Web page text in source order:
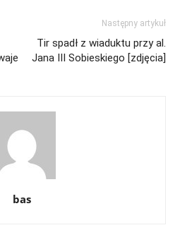
Następny artykuł
Tir spadł z wiaduktu przy al.
Jana III Sobieskiego [zdjęcia]
bas